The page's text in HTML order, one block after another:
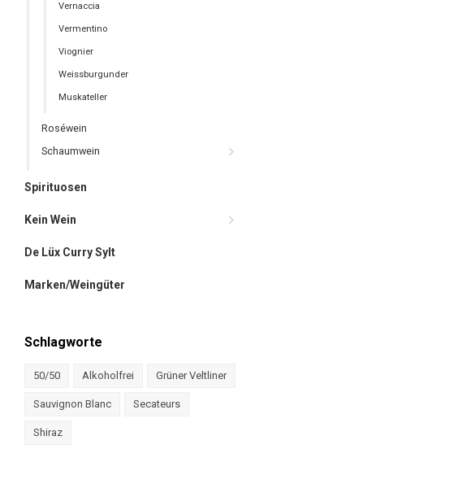
Vernaccia
Vermentino
Viognier
Weissburgunder
Muskateller
Roséwein
Schaumwein
Spirituosen
Kein Wein
De Lüx Curry Sylt
Marken/Weingüter
Schlagworte
50/50 Alkoholfrei Grüner Veltliner
Sauvignon Blanc Secateurs
Shiraz